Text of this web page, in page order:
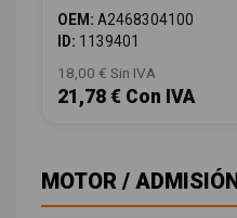
OEM: A2468304100
ID: 1139401
18,00 € Sin IVA
21,78 € Con IVA
MOTOR /